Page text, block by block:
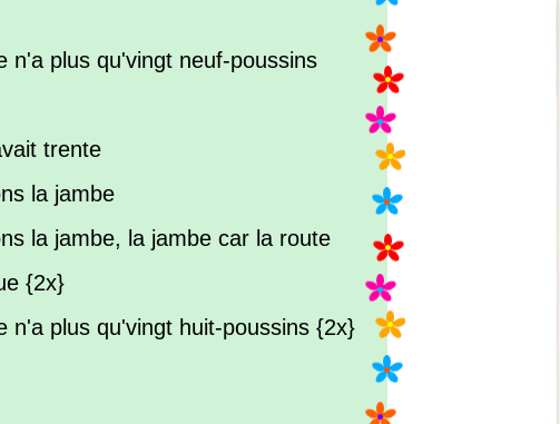
n'a plus qu'vingt neuf-poussins
trente
la jambe
la jambe, la jambe car la route
{2x}
n'a plus qu'vingt huit-poussins {2x}